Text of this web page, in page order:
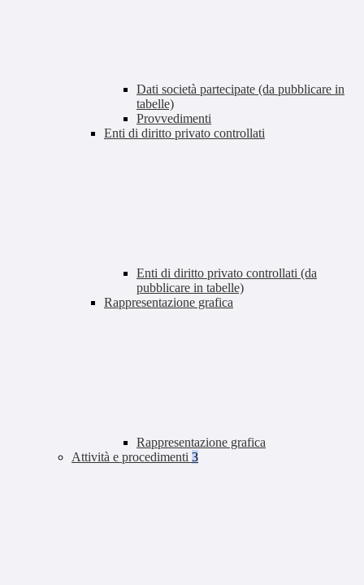
Dati società partecipate (da pubblicare in
tabelle)
Provvedimenti
Enti di diritto privato controllati
Enti di diritto privato controllati (da
pubblicare in tabelle)
Rappresentazione grafica
Rappresentazione grafica
Attività e procedimenti 3